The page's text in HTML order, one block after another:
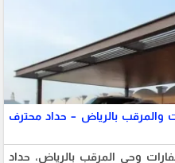
بالرياض – حداد محترف
وحي المرقب بالرياض، حداد